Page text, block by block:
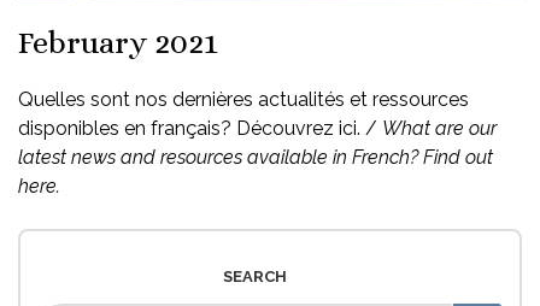
February 2021
Quelles sont nos dernières actualités et ressources
disponibles en français? Découvrez ici. / What are our
latest news and resources available in French? Find out
here.
SEARCH